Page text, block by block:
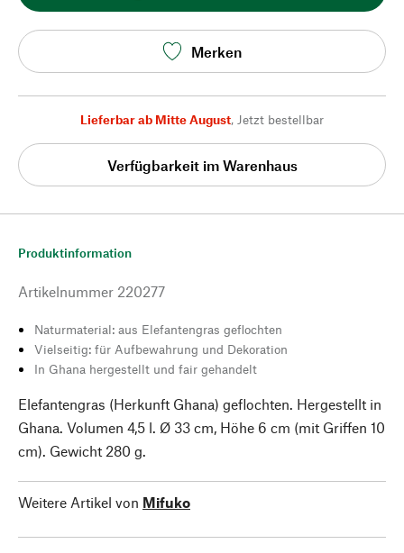
Merken
Lieferbar ab Mitte August, Jetzt bestellbar
Verfügbarkeit im Warenhaus
Produktinformation
Artikelnummer 220277
Naturmaterial: aus Elefantengras geflochten
Vielseitig: für Aufbewahrung und Dekoration
In Ghana hergestellt und fair gehandelt
Elefantengras (Herkunft Ghana) geflochten. Hergestellt in
Ghana. Volumen 4,5 l. Ø 33 cm, Höhe 6 cm (mit Griffen 10
cm). Gewicht 280 g.
Weitere Artikel von Mifuko